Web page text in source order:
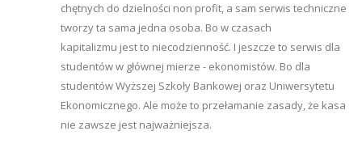
chętnych do dzielności non profit, a sam serwis techniczne
tworzy ta sama jedna osoba. Bo w czasach
kapitalizmu jest to niecodzienność. I jeszcze to serwis dla
studentów w głównej mierze - ekonomistów. Bo dla
studentów Wyższej Szkoły Bankowej oraz Uniwersytetu
Ekonomicznego. Ale może to przełamanie zasady, że kasa
nie zawsze jest najważniejsza.